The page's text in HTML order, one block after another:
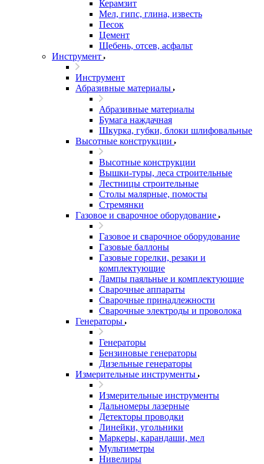
Керамзит
Мел, гипс, глина, известь
Песок
Цемент
Щебень, отсев, асфальт
Инструмент
Инструмент
Абразивные материалы
Абразивные материалы
Бумага наждачная
Шкурка, губки, блоки шлифовальные
Высотные конструкции
Высотные конструкции
Вышки-туры, леса строительные
Лестницы строительные
Столы малярные, помосты
Стремянки
Газовое и сварочное оборудование
Газовое и сварочное оборудование
Газовые баллоны
Газовые горелки, резаки и
комплектующие
Лампы паяльные и комплектующие
Сварочные аппараты
Сварочные принадлежности
Сварочные электроды и проволока
Генераторы
Генераторы
Бензиновые генераторы
Дизельные генераторы
Измерительные инструменты
Измерительные инструменты
Дальномеры лазерные
Детекторы проводки
Линейки, угольники
Маркеры, карандаши, мел
Мультиметры
Нивелиры